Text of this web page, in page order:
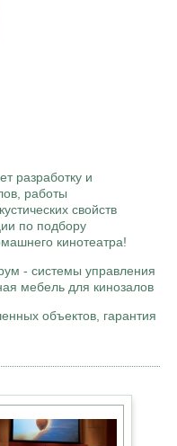
разработку и
работы
свойств
по подбору
кинотеатра!
- системы управления
мебель для кинозалов
объектов, гарантия